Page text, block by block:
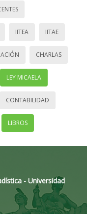
IITEA IITAE
CHARLAS
LEY MICAELA
CONTABILIDAD
LIBROS
- Universidad